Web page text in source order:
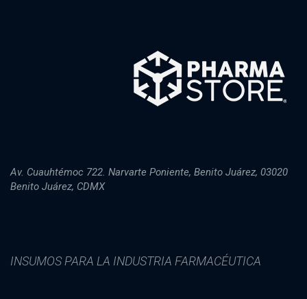
Av. Cuauhtémoc 722. Narvarte Poniente, Benito Juárez, 03020
Benito Juárez, CDMX
INSUMOS PARA LA INDUSTRIA FARMACÉUTICA